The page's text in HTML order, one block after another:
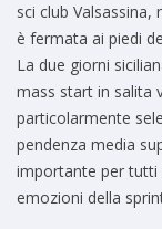
sci club
è fermata ai piedi
La due giorni
mass start in salita
particolarmente
pendenza media
importante per tutti
emozioni della